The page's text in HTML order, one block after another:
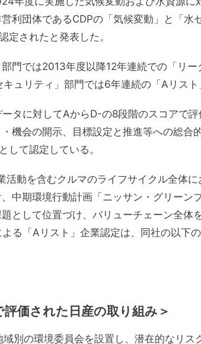
利団体であるCDPの「気候変動」と「水
定されたと発表した。
門では2013年度以降12年連続での「リ
キュリティ」部門では6年連続の「Aリスト
タに対してAからD-の8段階のスコアで
機会の開示、目標設定と推進等への総合
して認定している。
活動を含むクルマのライフサイクル全体
中期環境行動計画「ニッサン・グリーン
として位置づけ、バリューチェーン全体
る「Aリスト」企業認定は、同社の以下
価された日産の取り組み＞
別の環境委員会を設置し、潜在的なリス